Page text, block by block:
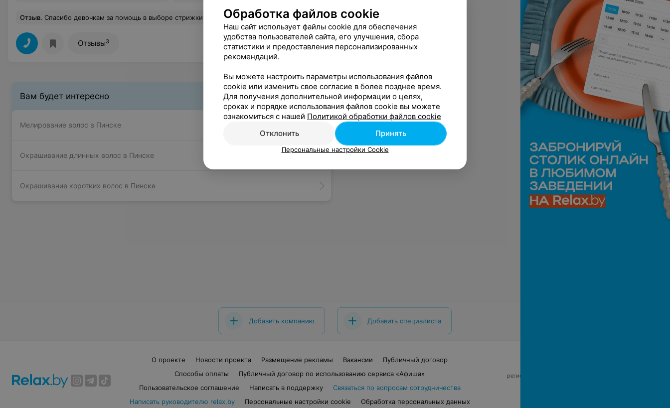
Отзыв. Спасибо девочкам за помощь в выборе стрижки!!!Всё было классно!!!Глобальные изменения, которые всем понравились!!!Маникюр как всегда на уровне! Еще
Отзывы3
Вам будет интересно
Мелирование волос в Пинске
Окрашивание длинных волос в Пинске
Окрашивание коротких волос в Пинске
Добавить компанию Добавить специалиста
О проекте Новости проекта Размещение рекламы Вакансии
Публичный договор
Способы оплаты
Публичный договор по использованию сервиса «Афиша»
Пользовательское соглашение
Написать в поддержку
Связаться по вопросам сотрудничества
Написать руководителю relax.by
Персональные настройки cookie Обработка персональных данных
регистрирующий орган - Минский горисполком
Обработка файлов cookie
Наш сайт использует файлы cookie для обеспечения
удобства пользователей сайта, его улучшения, сбора
статистики и предоставления персонализированных
рекомендаций.
Вы можете настроить параметры использования файлов
cookie или изменить свое согласие в более позднее время.
Для получения дополнительной информации о целях,
сроках и порядке использования файлов cookie вы можете
ознакомиться с нашей Политикой обработки файлов cookie
Отклонить
Принять
Персональные настройки Cookie